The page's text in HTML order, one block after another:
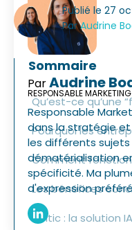
Publié le 27
ParAudrine
Sommaire
Qu’est-ce qu’une
Pourquoi les
Comment
Les bénéfices
Deltic : la solution
ParAudrine
RESPONSABLE MARKETING
Responsable
dans la stratégie
les différents
dématérialisation
spécificité. Ma
d'expression